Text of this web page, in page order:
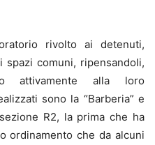
rivolto ai detenuti,
spazi comuni, ripensandoli,
attivamente alla loro
sono la “Barberia” e
R2, la prima che ha
ordinamento che da alcuni